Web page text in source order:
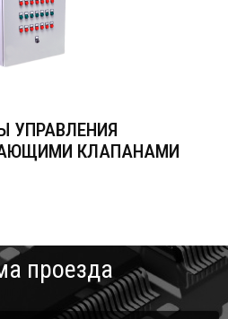
УПРАВЛЕНИЯ
КЛАПАНАМИ
проезда